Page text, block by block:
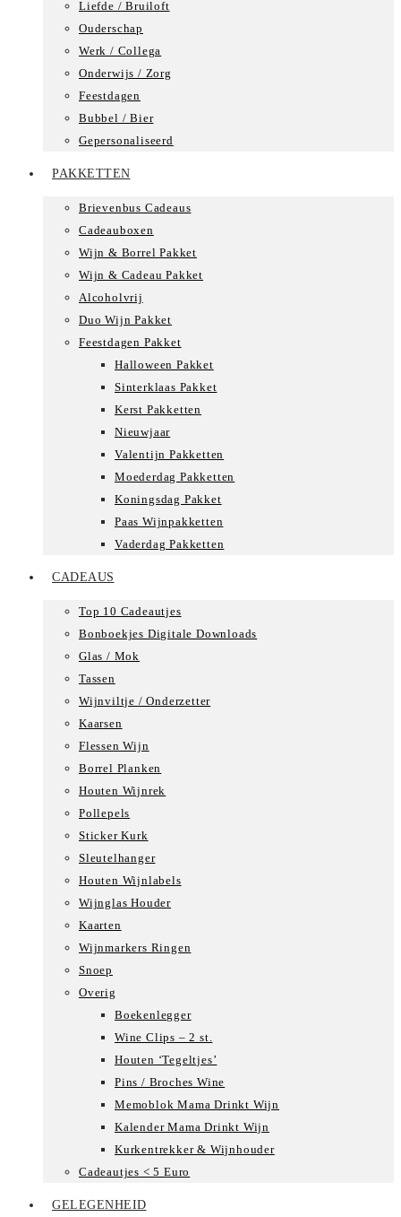
Liefde / Bruiloft
Ouderschap
Werk / Collega
Onderwijs / Zorg
Feestdagen
Bubbel / Bier
Gepersonaliseerd
PAKKETTEN
Brievenbus Cadeaus
Cadeauboxen
Wijn & Borrel Pakket
Wijn & Cadeau Pakket
Alcoholvrij
Duo Wijn Pakket
Feestdagen Pakket
Halloween Pakket
Sinterklaas Pakket
Kerst Pakketten
Nieuwjaar
Valentijn Pakketten
Moederdag Pakketten
Koningsdag Pakket
Paas Wijnpakketten
Vaderdag Pakketten
CADEAUS
Top 10 Cadeautjes
Bonboekjes Digitale Downloads
Glas / Mok
Tassen
Wijnviltje / Onderzetter
Kaarsen
Flessen Wijn
Borrel Planken
Houten Wijnrek
Pollepels
Sticker Kurk
Sleutelhanger
Houten Wijnlabels
Wijnglas Houder
Kaarten
Wijnmarkers Ringen
Snoep
Overig
Boekenlegger
Wine Clips – 2 st.
Houten ‘Tegeltjes’
Pins / Broches Wine
Memoblok Mama Drinkt Wijn
Kalender Mama Drinkt Wijn
Kurkentrekker & Wijnhouder
Cadeautjes < 5 Euro
GELEGENHEID